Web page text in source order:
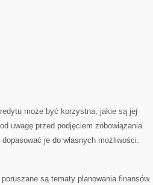
może być korzystna, jakie są jej
uwagę przed podjęciem zobowiązania.
je do własnych możliwości.
są tematy planowania finansów.